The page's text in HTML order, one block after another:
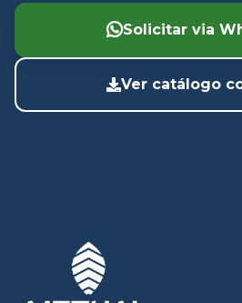
Solicitar via
Ver catálogo